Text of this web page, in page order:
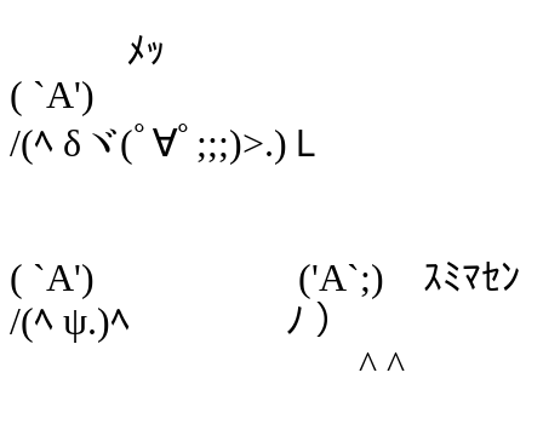
ﾒｯ
( `A')
/(ﾍ δヾ(ﾟ∀ﾟ;;;)>.)Ｌ
( `A') ('A`;) ｽﾐﾏｾﾝ
/(ﾍ ψ.)ﾍ ﾉ ）
^ ^